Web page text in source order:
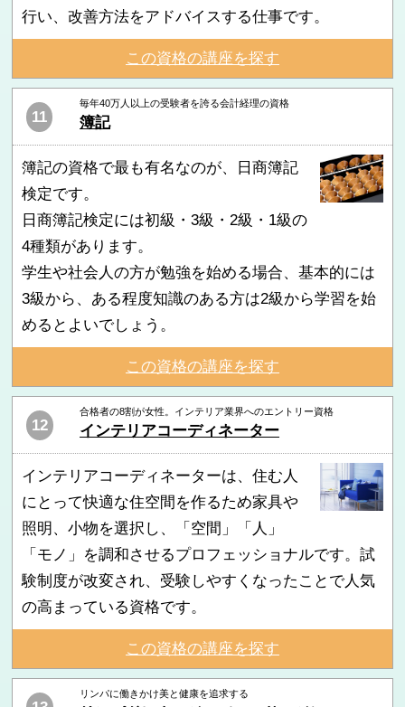
行い、改善方法をアドバイスする仕事です。
この資格の講座を探す
11
毎年40万人以上の受験者を誇る会計経理の資格
簿記
簿記の資格で最も有名なのが、日商簿記
検定です。
日商簿記検定には初級・3級・2級・1級の
4種類があります。
学生や社会人の方が勉強を始める場合、基本的には
3級から、ある程度知識のある方は2級から学習を始
めるとよいでしょう。
この資格の講座を探す
12
合格者の8割が女性。インテリア業界へのエントリー資格
インテリアコーディネーター
インテリアコーディネーターは、住む人
にとって快適な住空間を作るため家具や
照明、小物を選択し、「空間」「人」
「モノ」を調和させるプロフェッショナルです。試
験制度が改変され、受験しやすくなったことで人気
の高まっている資格です。
この資格の講座を探す
リンパに働きかけ美と健康を追求する